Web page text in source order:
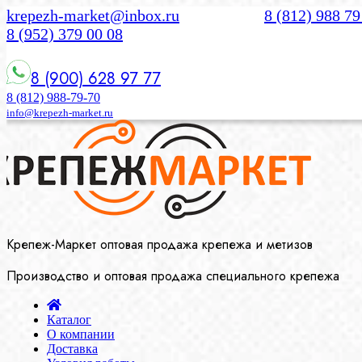
krepezh-market@inbox.ru
8 (812) 988
8 (952) 379 00 08
8 (900) 628 97 77
8 (812) 988-79-70
info@krepezh-market.ru
Крепеж-Маркет оптовая продажа крепежа и метизов
Производство и оптовая продажа специального крепежа
Каталог
О компании
Доставка